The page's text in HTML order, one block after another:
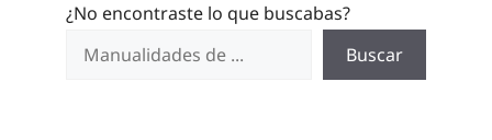
¿No encontraste lo que buscabas?
Buscar